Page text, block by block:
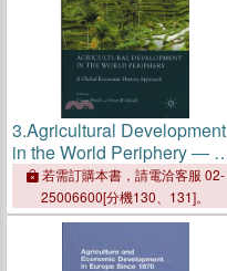
3.Agricultural Development
in the World Periphery ― A
Global Economic History
Approach
若需訂購本書，請電洽客服 02-
25006600[分機130、131]。